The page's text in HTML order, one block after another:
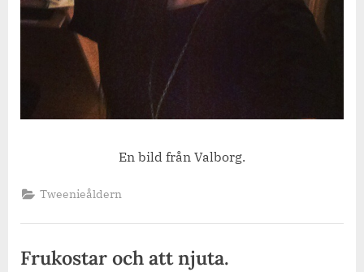
En bild från Valborg.
Tweenieåldern
Frukostar och att njuta.